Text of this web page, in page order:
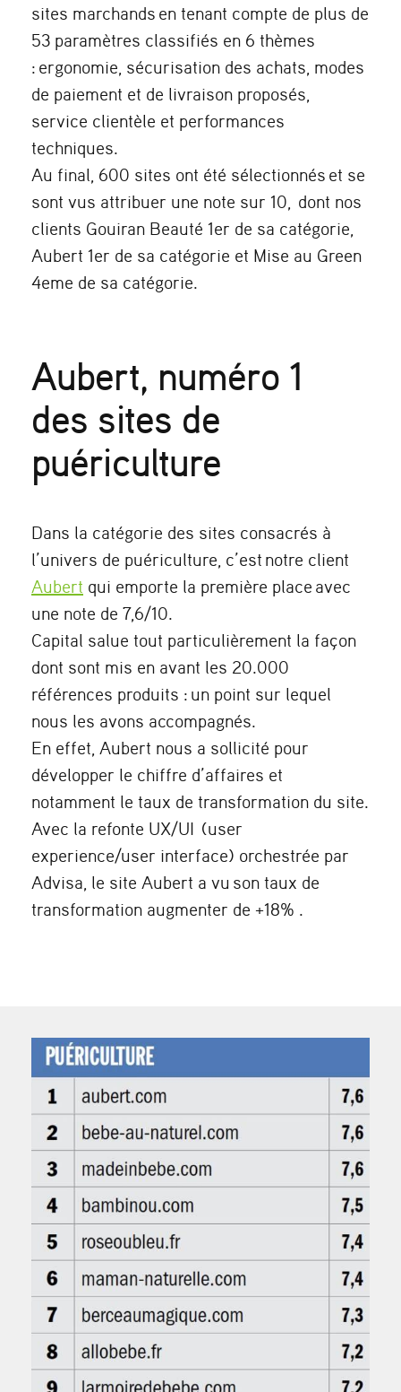
sites marchands en tenant compte de plus de
53 paramètres classifiés en 6 thèmes
: ergonomie, sécurisation des achats, modes
de paiement et de livraison proposés,
service clientèle et performances
techniques.
Au final, 600 sites ont été sélectionnés et se
sont vus attribuer une note sur 10, dont nos
clients Gouiran Beauté 1er de sa catégorie,
Aubert 1er de sa catégorie et Mise au Green
4eme de sa catégorie.
Aubert, numéro 1
des sites de
puériculture
Dans la catégorie des sites consacrés à
l’univers de puériculture, c’est notre client
Aubert qui emporte la première place avec
une note de 7,6/10.
Capital salue tout particulièrement la façon
dont sont mis en avant les 20.000
références produits : un point sur lequel
nous les avons accompagnés.
En effet, Aubert nous a sollicité pour
développer le chiffre d’affaires et
notamment le taux de transformation du site.
Avec la refonte UX/UI (user
experience/user interface) orchestrée par
Advisa, le site Aubert a vu son taux de
transformation augmenter de +18% .